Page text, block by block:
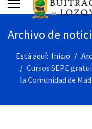
Archivo de
Está aquí: Inicio
Cursos SEPE
la Comunidad de